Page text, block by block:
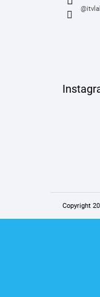
Copyright